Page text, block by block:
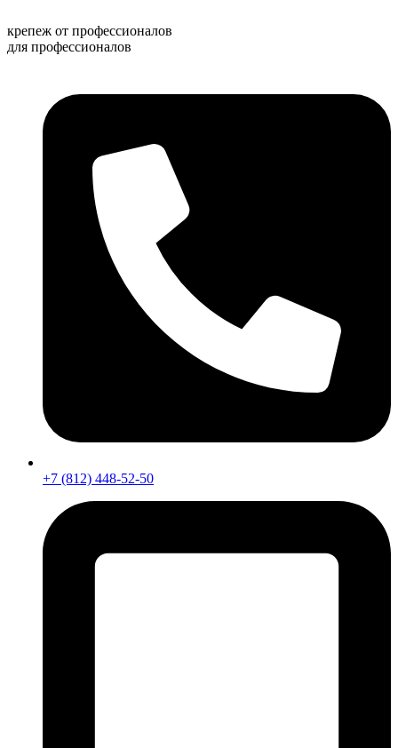
к
содержимому
крепеж от профессионалов
для профессионалов
+7 (812) 448-52-50